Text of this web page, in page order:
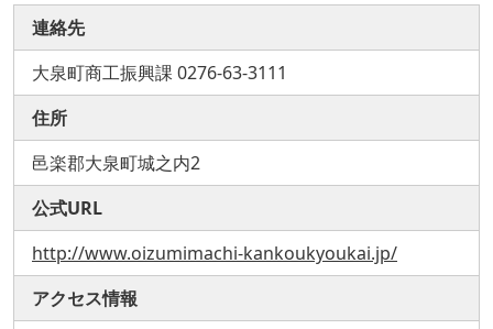
連絡先
大泉町商工振興課 0276-63-3111
住所
邑楽郡大泉町城之内2
公式URL
http://www.oizumimachi-kankoukyoukai.jp/
アクセス情報